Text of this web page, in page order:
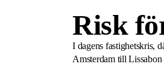
Risk
I dagens fastighetskris,
Amsterdam till Lissabon